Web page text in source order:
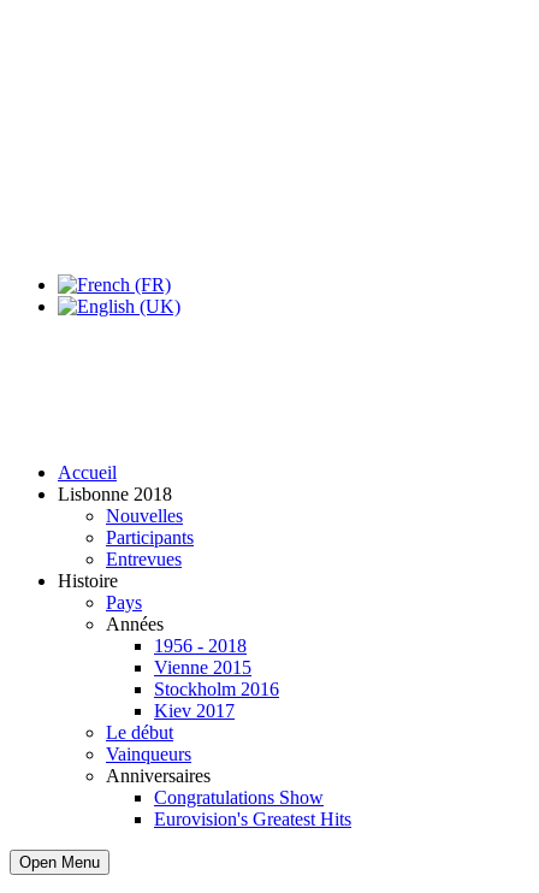
Accueil
Lisbonne 2018
Nouvelles
Participants
Entrevues
Histoire
Pays
Années
1956 - 2018
Vienne 2015
Stockholm 2016
Kiev 2017
Le début
Vainqueurs
Anniversaires
Congratulations Show
Eurovision's Greatest Hits
Open Menu